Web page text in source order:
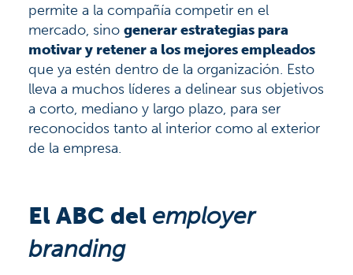
permite a la compañía competir en el
mercado, sino generar estrategias para
motivar y retener a los mejores empleados
que ya estén dentro de la organización. Esto
lleva a muchos líderes a delinear sus objetivos
a corto, mediano y largo plazo, para ser
reconocidos tanto al interior como al exterior
de la empresa.
El ABC del employer
branding